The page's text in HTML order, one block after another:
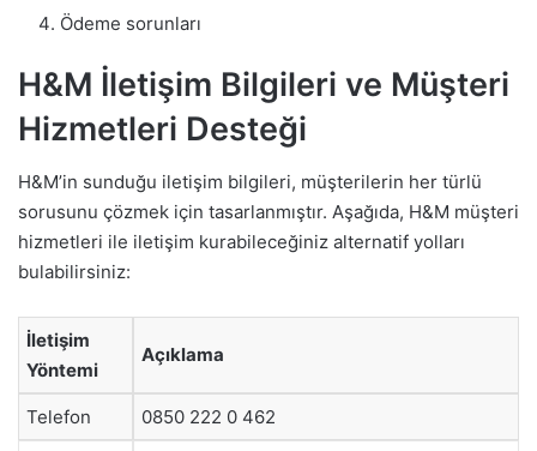
Ödeme sorunları
H&M İletişim Bilgileri ve Müşteri
Hizmetleri Desteği
H&M’in sunduğu iletişim bilgileri, müşterilerin her türlü
sorusunu çözmek için tasarlanmıştır. Aşağıda, H&M müşteri
hizmetleri ile iletişim kurabileceğiniz alternatif yolları
bulabilirsiniz:
İletişim
Yöntemi
Açıklama
Telefon 0850 222 0 462